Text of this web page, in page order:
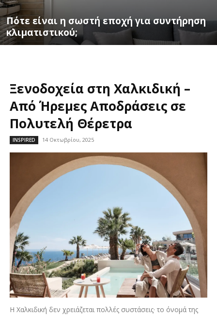
Πότε είναι η σωστή εποχή για συντήρηση
κλιματιστικού;
Ξενοδοχεία στη Χαλκιδική –
Από Ήρεμες Αποδράσεις σε
Πολυτελή Θέρετρα
INSPIRED 14 Οκτωβρίου, 2025
Η Χαλκιδική δεν χρειάζεται πολλές συστάσεις· το όνομά της